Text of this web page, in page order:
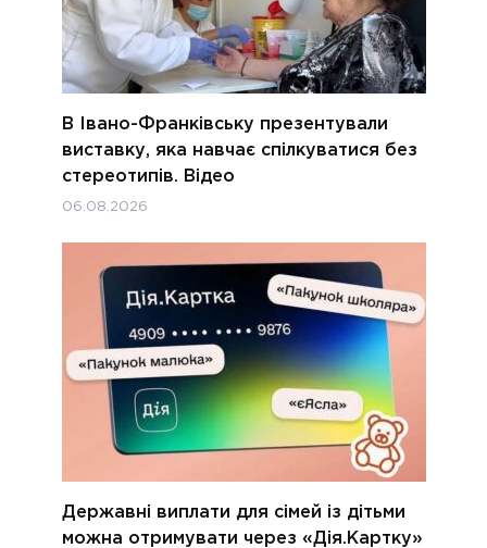
В Івано-Франківську презентували
виставку, яка навчає спілкуватися без
стереотипів. Відео
06.08.2026
Державні виплати для сімей із дітьми
можна отримувати через «Дія.Картку»